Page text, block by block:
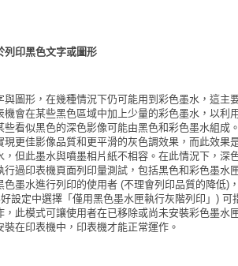
列印黑色文字或圖形
與圖形，在幾種情況下仍可能用到彩色墨水，這主
會在某些黑色區域中加上少量的彩色墨水，以利
些看似黑色的深色影像可能由黑色和彩色墨水組成
現更佳影像品質和更平滑的灰色調效果，而此效果
，但此墨水與噴墨相片紙不相容。在此情況下，深
行過印表機頁面列印量測試，包括黑色和彩色墨水
色墨水進行列印的使用者 (不理會列印品質的降低)
設定中選擇「僅用黑色墨水匣執行灰階列印」)
，此模式可讓使用者在已移除或尚未安裝彩色墨水
在印表機中，印表機才能正常運作。